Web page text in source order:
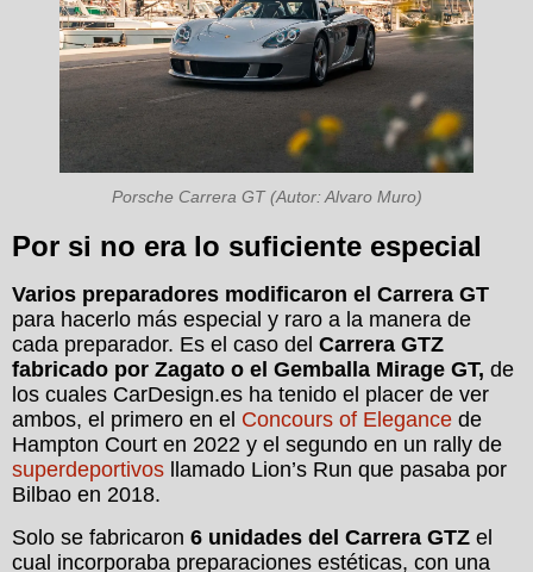
Porsche Carrera GT (Autor: Alvaro Muro)
Por si no era lo suficiente especial
Varios preparadores modificaron el Carrera GT
para hacerlo más especial y raro a la manera de
cada preparador. Es el caso del Carrera GTZ
fabricado por Zagato o el Gemballa Mirage GT, de
los cuales CarDesign.es ha tenido el placer de ver
ambos, el primero en el Concours of Elegance de
Hampton Court en 2022 y el segundo en un rally de
superdeportivos llamado Lion’s Run que pasaba por
Bilbao en 2018.
Solo se fabricaron 6 unidades del Carrera GTZ el
cual incorporaba preparaciones estéticas, con una